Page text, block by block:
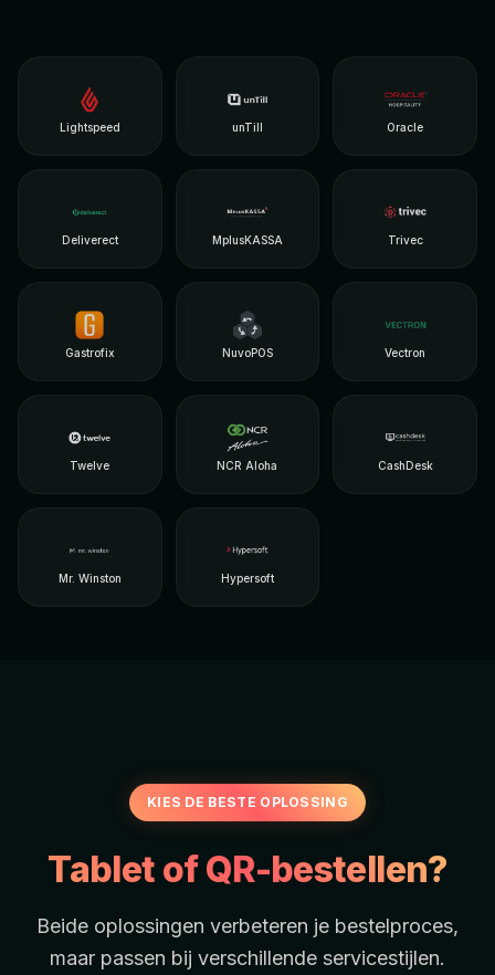
Lightspeed unTill Oracle
Deliverect MplusKASSA Trivec
Gastrofix NuvoPOS Vectron
Twelve NCR Aloha CashDesk
Mr. Winston Hypersoft
KIES DE BESTE OPLOSSING
Tablet of QR-bestellen?
Beide oplossingen verbeteren je bestelproces,
maar passen bij verschillende servicestijlen.